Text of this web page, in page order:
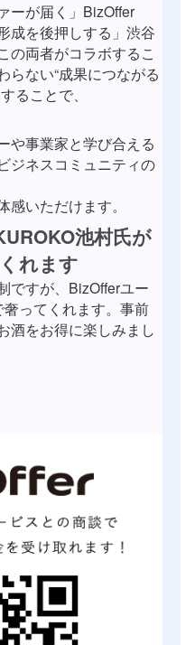
ーが届く」BizOffer
成を後押しする」渋谷
の両者がコラボするこ
らない“成果につながる
ることで、
や事業家と学び合える
ジネスコミュニティの
いただけます。
池村氏が
れます
ですが、BizOfferユー
ってくれます。事前
酒をお得に楽しみまし